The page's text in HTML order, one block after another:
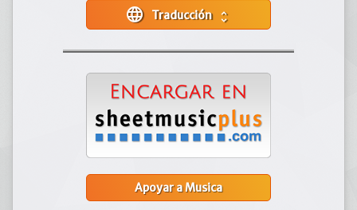
language unfold_more
Apoyar a Musica